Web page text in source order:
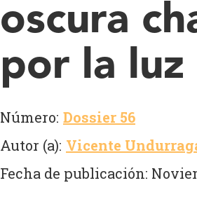
oscura
por la luz
Número: Dossier 56
Autor (a): Vicente
Fecha de publicación: